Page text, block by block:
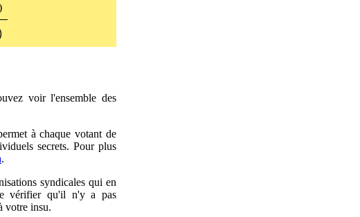
voir l'ensemble des
à chaque votant de
secrets. Pour plus
.
syndicales qui en
vérifier qu'il n'y a pas
votre insu.